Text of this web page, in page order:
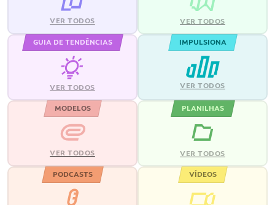
VER TODOS VER TODOS
GUIA DE TENDÊNCIAS
VER TODOS
IMPULSIONA
VER TODOS
MODELOS
VER TODOS
PLANILHAS
VER TODOS
PODCASTS VÍDEOS